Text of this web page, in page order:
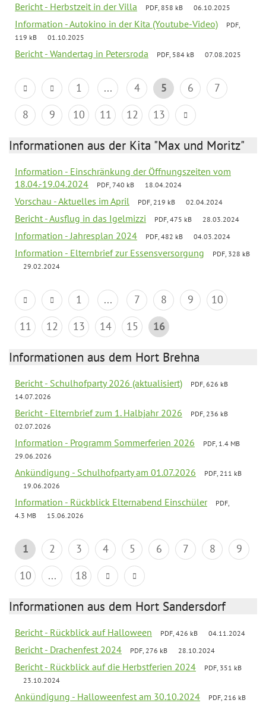
Bericht - Herbstzeit in der Villa PDF, 858 kB 06.10.2025
Information - Autokino in der Kita (Youtube-Video)
PDF,
119 kB
01.10.2025
Bericht - Wandertag in Petersroda PDF, 584 kB 07.08.2025
1 ... 4 5 6
7
8
9 10 11 12 13
Informationen aus der Kita "Max und Moritz"
Information - Einschränkung der Öffnungszeiten vom
18.04.-19.04.2024
PDF, 740 kB 18.04.2024
Vorschau - Aktuelles im April PDF, 219 kB 02.04.2024
Bericht - Ausflug in das Igelmizzi PDF, 475 kB 28.03.2024
Information - Jahresplan 2024 PDF, 482 kB 04.03.2024
Information - Elternbrief zur Essensversorgung
PDF, 328 kB
29.02.2024
1 ... 7 8 9
10
11
12 13 14 15 16
Informationen aus dem Hort Brehna
Bericht - Schulhofparty 2026 (aktualisiert)
PDF, 626 kB
14.07.2026
Bericht - Elternbrief zum 1. Halbjahr 2026
PDF, 236 kB
02.07.2026
Information - Programm Sommerferien 2026
PDF, 1.4 MB
29.06.2026
Ankündigung - Schulhofparty am 01.07.2026
PDF, 211 kB
19.06.2026
Information - Rückblick Elternabend Einschüler
PDF,
4.3 MB
15.06.2026
1 2 3 4 5 6 7 8
9
10
... 18
Informationen aus dem Hort Sandersdorf
Bericht - Rückblick auf Halloween PDF, 426 kB 04.11.2024
Bericht - Drachenfest 2024 PDF, 276 kB 28.10.2024
Bericht - Rückblick auf die Herbstferien 2024
PDF, 351 kB
23.10.2024
Ankündigung - Halloweenfest am 30.10.2024
PDF, 216 kB